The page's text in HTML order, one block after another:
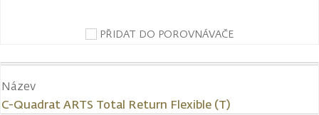
PŘIDAT DO POROVNÁVAČE
Název
C-Quadrat ARTS Total Return Flexible (T)